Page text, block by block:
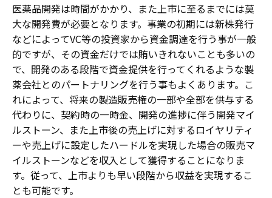
医薬品開発は時間がかかり、また上市に至るまでには莫
大な開発費が必要となります。事業の初期には新株発行
などによってVC等の投資家から資金調達を行う事が一般
的ですが、その資金だけでは賄いきれないことも多いの
で、開発のある段階で資金提供を行ってくれるような製
薬会社とのパートナリングを行う事もよくあります。こ
れによって、将来の製造販売権の一部や全部を供与する
代わりに、契約時の一時金、開発の進捗に伴う開発マイ
ルストーン、また上市後の売上げに対するロイヤリティ
ーや売上げに設定したハードルを実現した場合の販売マ
イルストーンなどを収入として獲得することになりま
す。従って、上市よりも早い段階から収益を実現するこ
とも可能です。